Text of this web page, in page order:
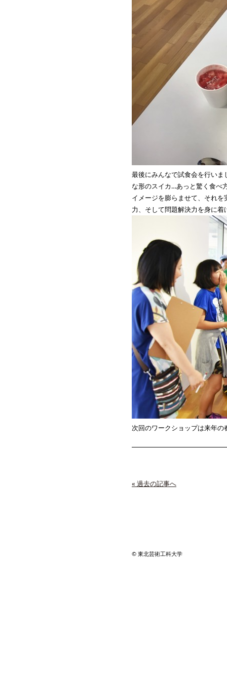
最後にみんなで試食会を行い
な形のスイカ…あっと驚く食べ
イメージを膨らませて、それ
力、そして問題解決力を身に
次回のワークショップは来年
« 過去の記事へ
© 東北芸術工科大学